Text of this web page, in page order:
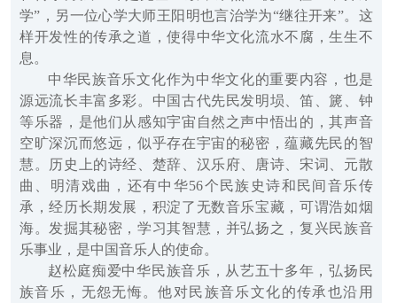
学”，另一位心学大师王阳明也言治学为“继往开来”。这
样开发性的传承之道，使得中华文化流水不腐，生生不
息。
中华民族音乐文化作为中华文化的重要内容，也是
源远流长丰富多彩。中国古代先民发明埙、笛、篪、钟
等乐器，是他们从感知宇宙自然之声中悟出的，其声音
空旷深沉而悠远，似乎存在宇宙的秘密，蕴藏先民的智
慧。历史上的诗经、楚辞、汉乐府、唐诗、宋词、元散
曲、明清戏曲，还有中华56个民族史诗和民间音乐传
承，经历长期发展，积淀了无数音乐宝藏，可谓浩如烟
海。发掘其秘密，学习其智慧，并弘扬之，复兴民族音
乐事业，是中国音乐人的使命。
赵松庭痴爱中华民族音乐，从艺五十多年，弘扬民
族音乐，无怨无悔。他对民族音乐文化的传承也沿用